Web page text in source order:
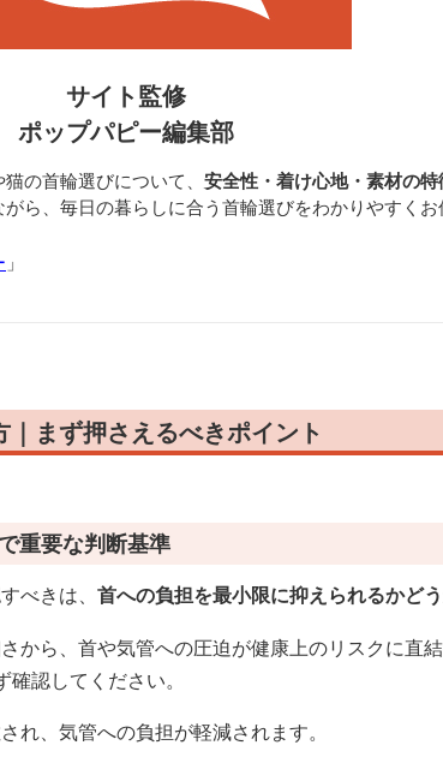
サイト監修
ポップパピー編集部
の首輪選びについて、 安全性・着け心地・素材の
ら、毎日の暮らしに合う首輪選びをわかりやすくお
」
まず押さえるべきポイント
重要な判断基準
べきは、 首への負担を最小限に抑えられるかど
から、首や気管への圧迫が健康上のリスクに直結
認してください。
れ、気管への負担が軽減されます。